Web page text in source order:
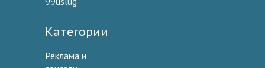
Категории
Реклама и